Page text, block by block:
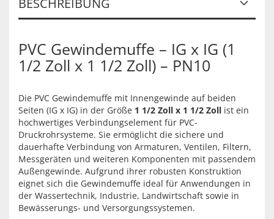
BESCHREIBUNG
PVC Gewindemuffe – IG x IG (1
1/2 Zoll x 1 1/2 Zoll) – PN10
Die PVC Gewindemuffe mit Innengewinde auf beiden
Seiten (IG x IG) in der Größe 1 1/2 Zoll x 1 1/2 Zoll ist ein
hochwertiges Verbindungselement für PVC-
Druckrohrsysteme. Sie ermöglicht die sichere und
dauerhafte Verbindung von Armaturen, Ventilen, Filtern,
Messgeräten und weiteren Komponenten mit passendem
Außengewinde. Aufgrund ihrer robusten Konstruktion
eignet sich die Gewindemuffe ideal für Anwendungen in
der Wassertechnik, Industrie, Landwirtschaft sowie in
Bewässerungs- und Versorgungssystemen.